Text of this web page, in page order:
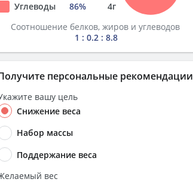
Углеводы
86% 4г
Соотношение белков, жиров и углеводов
1 : 0.2 : 8.8
персональные рекомендации
вашу цель
Снижение веса
Набор массы
Поддержание веса
вес